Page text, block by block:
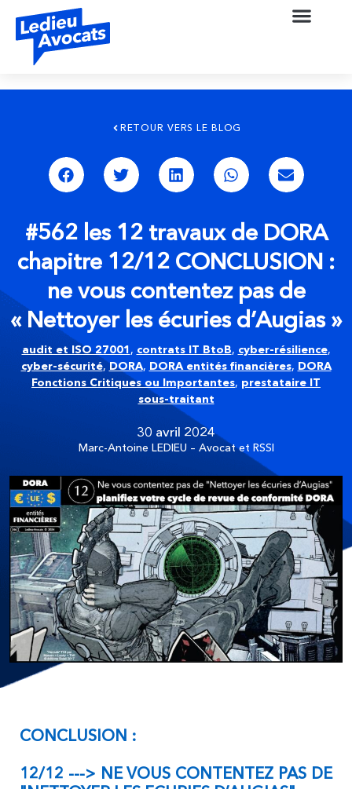
RETOUR VERS LE BLOG
#562 les 12 travaux de DORA
chapitre 12/12 CONCLUSION :
ne vous contentez pas de
« Nettoyer les écuries d’Augias »
30 avril 2024
Marc-Antoine LEDIEU – Avocat et RSSI
audit et ISO 27001, contrats IT BtoB, cyber-résilience,
cyber-sécurité,DORA, DORA entités financières, DORA
Fonctions Critiques ou Importantes, prestataire IT
sous-traitant
CONCLUSION :
12/12 ---> NE VOUS CONTENTEZ PAS DE